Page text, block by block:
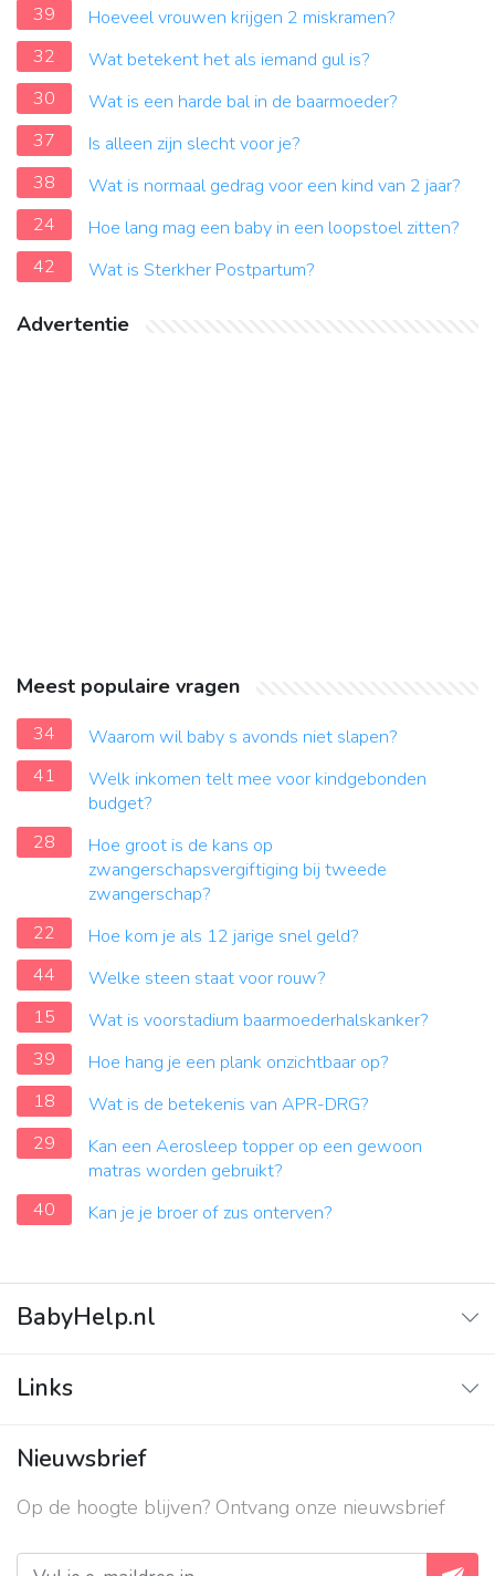
39
Hoeveel vrouwen krijgen 2 miskramen?
32
Wat betekent het als iemand gul is?
30
Wat is een harde bal in de baarmoeder?
37
Is alleen zijn slecht voor je?
38
Wat is normaal gedrag voor een kind van 2 jaar?
24
Hoe lang mag een baby in een loopstoel zitten?
42
Wat is Sterkher Postpartum?
Advertentie
Meest populaire vragen
34
Waarom wil baby s avonds niet slapen?
41
Welk inkomen telt mee voor kindgebonden
budget?
28
Hoe groot is de kans op
zwangerschapsvergiftiging bij tweede
zwangerschap?
22
Hoe kom je als 12 jarige snel geld?
44
Welke steen staat voor rouw?
15
Wat is voorstadium baarmoederhalskanker?
39
Hoe hang je een plank onzichtbaar op?
18
Wat is de betekenis van APR-DRG?
29
Kan een Aerosleep topper op een gewoon
matras worden gebruikt?
40
Kan je je broer of zus onterven?
BabyHelp.nl
Vraag & Antwoord
Links
Contact
Over ons
Privacy beleid
Nieuwsbrief
Op de hoogte blijven? Ontvang onze nieuwsbrief